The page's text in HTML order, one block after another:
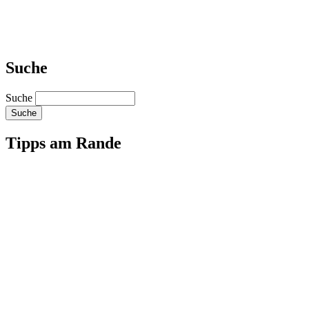
Suche
Suche
Tipps am Rande